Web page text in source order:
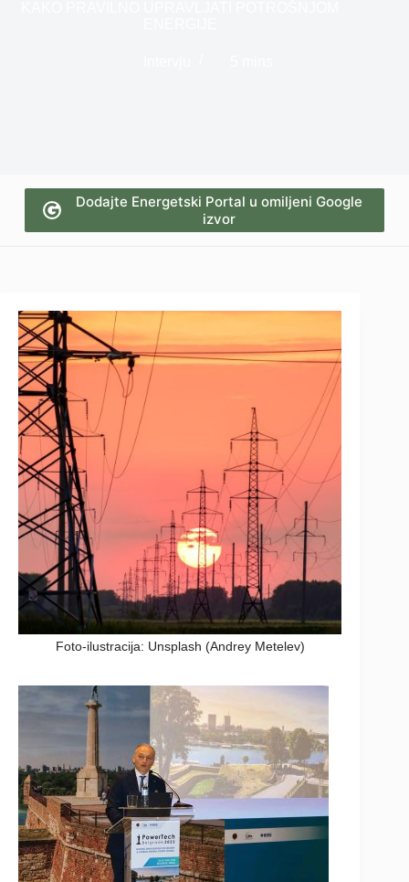
Dodajte Energetski Portal u omiljeni Google
izvor
Foto-ilustracija: Unsplash (Andrey Metelev)